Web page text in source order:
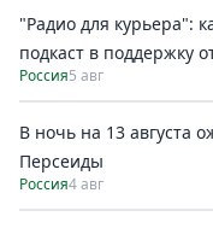
"Радио для курьера":
подкаст в поддержку
Россия5 авг
В ночь на 13 августа
Персеиды
Россия4 авг